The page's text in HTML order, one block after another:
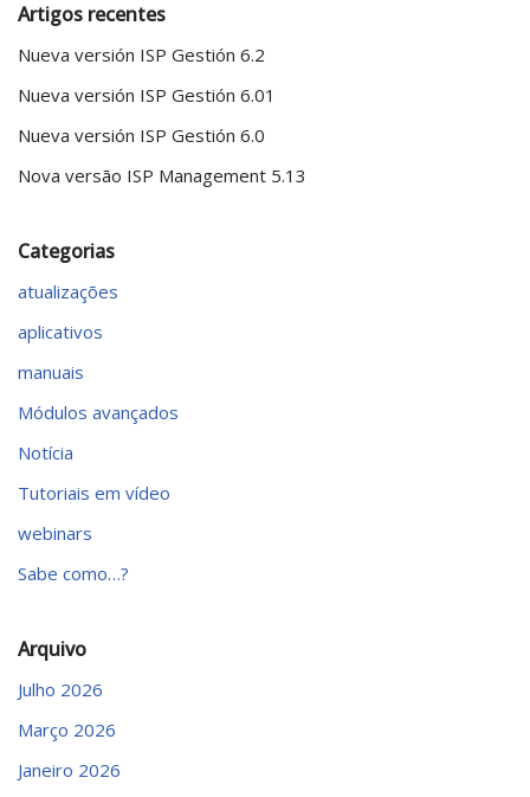
Artigos recentes
Nueva versión ISP Gestión 6.2
Nueva versión ISP Gestión 6.01
Nueva versión ISP Gestión 6.0
Nova versão ISP Management 5.13
Categorias
atualizações
aplicativos
manuais
Módulos avançados
Notícia
Tutoriais em vídeo
webinars
Sabe como…?
Arquivo
Julho 2026
Março 2026
Janeiro 2026